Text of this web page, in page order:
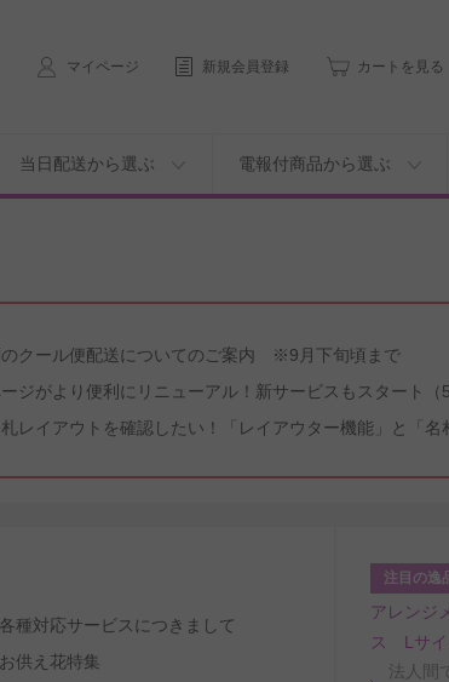
マイページ 新規会員登録 カートを見る
当日配送から選ぶ 電報付商品から選ぶ
のクール便配送についてのご案内 ※9月下旬頃まで
ジがより便利にリニューアル！新サービスもスタート（
レイアウトを確認したい！「レイアウター機能」と「
種対応サービスにつきまして
供え花特集
注目の逸
アレンジ
ス Lサイ
法人間